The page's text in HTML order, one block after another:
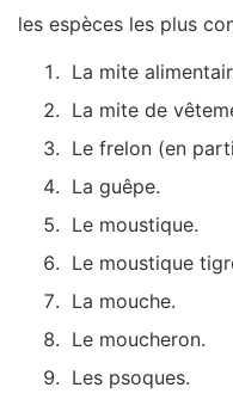
les espèces les plus
La mite
La mite de
Le frelon (en
La guêpe.
Le moustique.
Le moustique
La mouche.
Le moucheron.
Les psoques.